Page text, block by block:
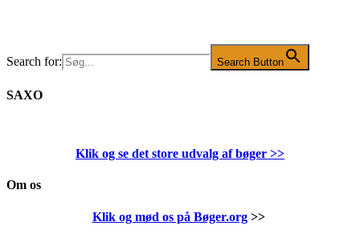
Search for: Search Button
SAXO
Klik og se det store udvalg af bøger >>
Om os
Klik og mød os på Bøger.org>>